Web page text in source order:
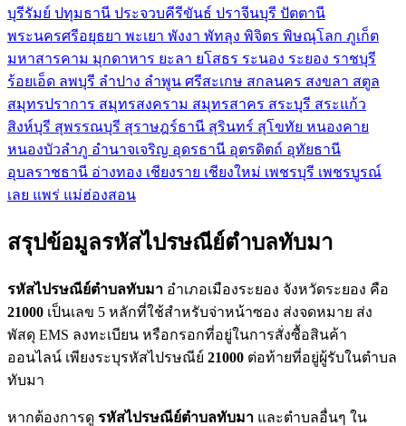
บุรีรัมย์ ปทุมธานี ประจวบคีรีขันธ์ ปราจีนบุรี ปัตตานี
พระนครศรีอยุธยา พะเยา พังงา พัทลุง พิจิตร พิษณุโลก ภูเก็ต
มหาสารคาม มุกดาหาร ยะลา ยโสธร ระนอง ระยอง ราชบุรี
ร้อยเอ็ด ลพบุรี ลำปาง ลำพูน ศรีสะเกษ สกลนคร สงขลา สตูล
สมุทรปราการ สมุทรสงคราม สมุทรสาคร สระบุรี สระแก้ว
สิงห์บุรี สุพรรณบุรี สุราษฎร์ธานี สุรินทร์ สุโขทัย หนองคาย
หนองบัวลำภู อำนาจเจริญ อุดรธานี อุตรดิตถ์ อุทัยธานี
อุบลราชธานี อ่างทอง เชียงราย เชียงใหม่ เพชรบุรี เพชรบูรณ์
เลย แพร่ แม่ฮ่องสอน
สรุปข้อมูลรหัสไปรษณีย์ตำบลทับมา
รหัสไปรษณีย์ตำบลทับมา อำเภอเมืองระยอง จังหวัดระยอง คือ
21000 เป็นเลข 5 หลักที่ใช้สำหรับจ่าหน้าซอง ส่งจดหมาย ส่ง
พัสดุ EMS ลงทะเบียน หรือกรอกที่อยู่ในการสั่งซื้อสินค้า
ออนไลน์ เพียงระบุรหัสไปรษณีย์ 21000 ต่อท้ายที่อยู่ผู้รับในตำบล
ทับมา
หากต้องการดู รหัสไปรษณีย์ตำบลทับมา และตำบลอื่นๆ ใน